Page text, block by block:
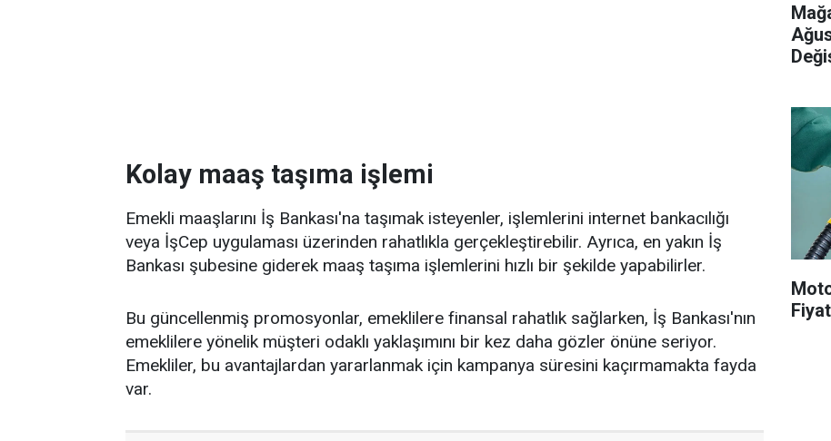
Kolay maaş taşıma işlemi
Emekli maaşlarını İş Bankası'na taşımak isteyenler, işlemlerini internet bankacılığı
veya İşCep uygulaması üzerinden rahatlıkla gerçekleştirebilir. Ayrıca, en yakın İş
Bankası şubesine giderek maaş taşıma işlemlerini hızlı bir şekilde yapabilirler.
Bu güncellenmiş promosyonlar, emeklilere finansal rahatlık sağlarken, İş Bankası'nın
emeklilere yönelik müşteri odaklı yaklaşımını bir kez daha gözler önüne seriyor.
Emekliler, bu avantajlardan yararlanmak için kampanya süresini kaçırmamakta fayda
var.